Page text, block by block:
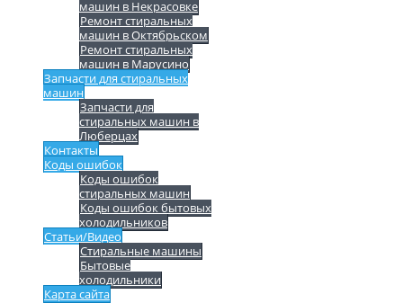
машин в Некрасовке
Ремонт стиральных
машин в Октябрьском
Ремонт стиральных
машин в Марусино
Запчасти для стиральных
машин
Запчасти для
стиральных машин в
Люберцах
Контакты
Коды ошибок
Коды ошибок
стиральных машин
Коды ошибок бытовых
холодильников
Статьи/Видео
Стиральные машины
Бытовые
холодильники
Карта сайта